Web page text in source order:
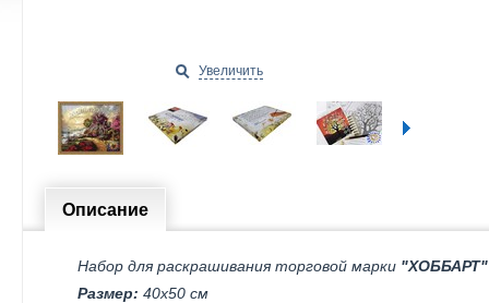
Увеличить
Описание
Набор для раскрашивания торговой марки "ХОББАРТ"
Размер: 40х50 см